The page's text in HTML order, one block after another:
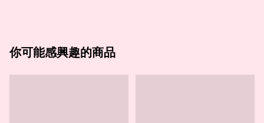
你可能感興趣的商品